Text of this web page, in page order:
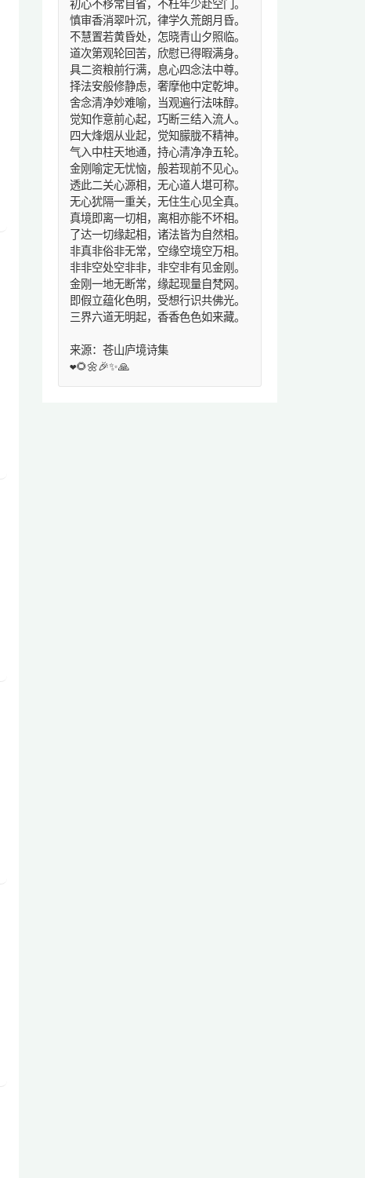
初心不移常自省，不枉年少赴空门。
慎审香消翠叶沉，律学久荒朗月昏。
不慧置若黄昏处，怎晓青山夕照临。
道次第观轮回苦，欣慰已得暇满身。
具二资粮前行满，息心四念法中尊。
择法安般修静虑，奢摩他中定乾坤。
舍念清净妙难喻，当观遍行法味醇。
觉知作意前心起，巧断三结入流人。
四大烽烟从业起，觉知朦胧不精神。
气入中柱天地通，持心清净净五轮。
金刚喻定无忧恼，般若现前不见心。
透此二关心源相，无心道人堪可称。
无心犹隔一重关，无住生心见全真。
真境即离一切相，离相亦能不坏相。
了达一切缘起相，诸法皆为自然相。
非真非俗非无常，空缘空境空万相。
非非空处空非非，非空非有见金刚。
金刚一地无断常，缘起现量自梵网。
即假立蕴化色明，受想行识共佛光。
三界六道无明起，香香色色如来藏。
来源：苍山庐境诗集
❤️🌻🌼🎉✨🙏